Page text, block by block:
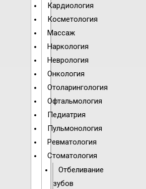
Кардиология
Косметология
Массаж
Наркология
Неврология
Онкология
Отоларингология
Офтальмология
Педиатрия
Пульмонология
Ревматология
Стоматология
Отбеливание
зубов